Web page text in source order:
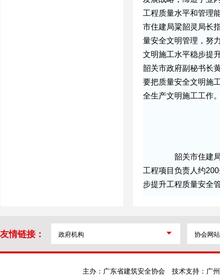
工程质量水平和管理
市住建局粱韶灵局长
量安全文明管理，努
文明施工水平稳步提
韶关市政府副秘书长
要把质量安全文明施
全生产文明施工工作
韶关市住建局
工程项目负责人约
步提升工程质量安全
友情链接：
主办：广东省建筑安全协会
技术支持：广